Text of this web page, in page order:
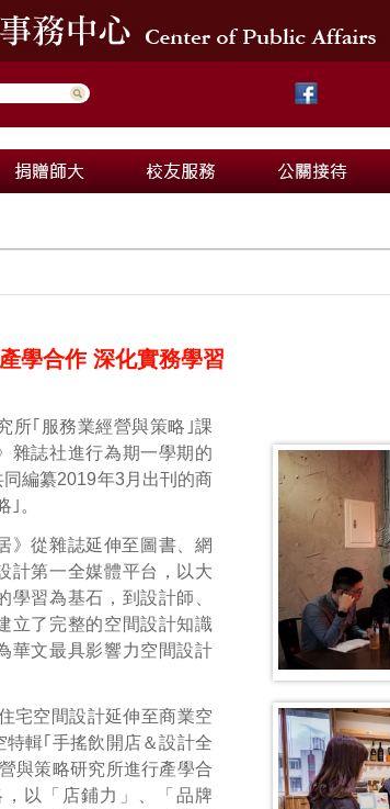
學合作 深化實務學習
所｢服務業經營與策略｣課
雜誌社進行為期一學期的
編纂2019年3月出刊的商
｣。
》從雜誌延伸至圖書、網
計第一全媒體平台，以大
學習為基石，到設計師、
立了完整的空間設計知識
華文最具影響力空間設計
宅空間設計延伸至商業空
輯｢手搖飲開店＆設計全
與策略研究所進行產學合
以「店鋪力」、「品牌